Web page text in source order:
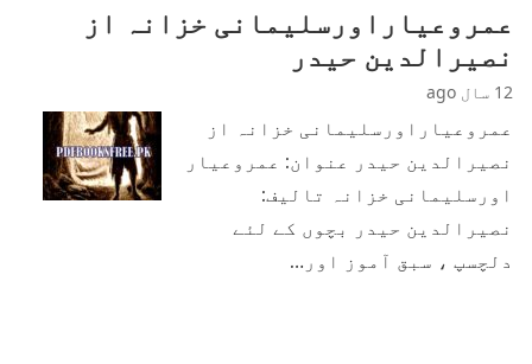
عمروعیاراورسلیمانی خزانہ از
نصیرالدین حیدر
12 سال ago
عمروعیاراورسلیمانی خزانہ از
نصیرالدین حیدر عنوان: عمروعیار
اورسلیمانی خزانہ تالیف:
نصیرالدین حیدر بچوں کے لئے
دلچسپ ، سبق آموز اور…